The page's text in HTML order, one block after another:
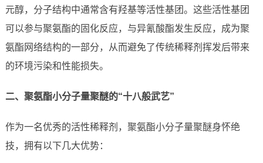
元醇，分子结构中通常含有羟基等活性基团。这些活性基团
可以参与聚氨酯的固化反应，与异氰酸酯发生反应，成为聚
氨酯网络结构的一部分，从而避免了传统稀释剂挥发后带来
的环境污染和性能损失。
二、聚氨酯小分子量聚醚的“十八般武艺”
作为一名优秀的活性稀释剂，聚氨酯小分子量聚醚身怀绝
技，拥有以下几大优势：